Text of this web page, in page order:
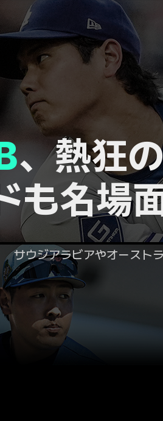
、熱狂
も名場
サウジアラビアやオースト